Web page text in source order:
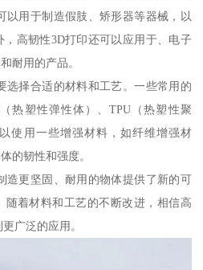
以用于制造假肢、矫形器等器械，以
高韧性3D打印还可以应用于、电子
耐用的产品。
选择合适的材料和工艺。一些常用的
热塑性弹性体）、TPU（热塑性聚
使用一些增强材料，如纤维增强材
的韧性和强度。
造更坚固、耐用的物体提供了新的可
随着材料和工艺的不断改进，相信高
广泛的应用。